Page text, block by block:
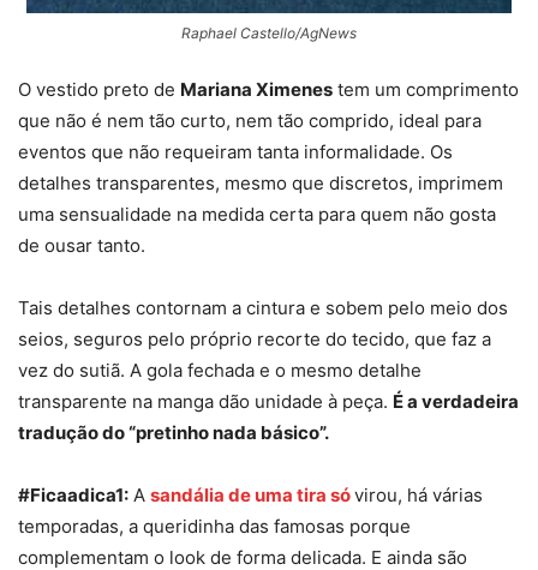
Raphael Castello/AgNews
O vestido preto de Mariana Ximenes tem um comprimento
que não é nem tão curto, nem tão comprido, ideal para
eventos que não requeiram tanta informalidade. Os
detalhes transparentes, mesmo que discretos, imprimem
uma sensualidade na medida certa para quem não gosta
de ousar tanto.
Tais detalhes contornam a cintura e sobem pelo meio dos
seios, seguros pelo próprio recorte do tecido, que faz a
vez do sutiã. A gola fechada e o mesmo detalhe
transparente na manga dão unidade à peça. É a verdadeira
tradução do “pretinho nada básico”.
#Ficaadica1: A sandália de uma tira sóvirou, há várias
temporadas, a queridinha das famosas porque
complementam o look de forma delicada. E ainda são